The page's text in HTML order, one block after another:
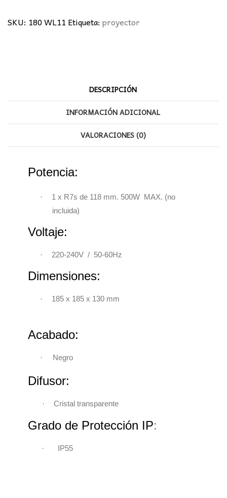
R7s
SKU: 180 WL11 Etiqueta: proyector
DESCRIPCIÓN
INFORMACIÓN ADICIONAL
VALORACIONES (0)
Potencia:
· 1 x R7s de 118 mm. 500W MAX. (no
incluida)
Voltaje:
· 220-240V / 50-60Hz
Dimensiones:
· 185 x 185 x 130 mm
Acabado:
· Negro
Difusor:
· Cristal transparente
Grado de Protección IP:
· IP55